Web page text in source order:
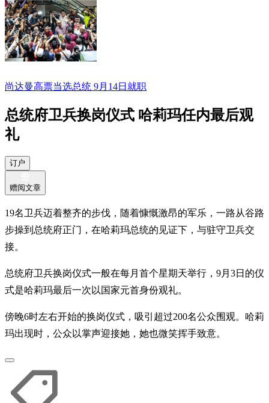
尚达曼高票当选总统 9月14日就职
总统府卫兵换岗仪式 哈莉玛任内最后观
礼
订户
赠阅文章
19名卫兵迈着整齐的步伐，随着慷慨激昂的军乐，一路从谷路
步操到总统府正门，在哈莉玛总统的见证下，与驻守卫兵交
接。
总统府卫兵换岗仪式一般在每月首个星期天举行，9月3日的仪
式是哈莉玛最后一次以国家元首身份观礼。
傍晚6时左右开始的换岗仪式，吸引超过200名公众围观。哈莉
玛出现时，公众以掌声迎接她，她也微笑挥手致意。